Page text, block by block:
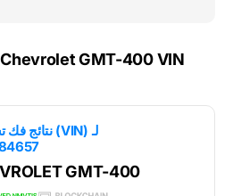
Chevrolet GMT-400 VIN
نتائج فك تشفير رقم تعريف السيارة (VIN) لـ
GMT-400